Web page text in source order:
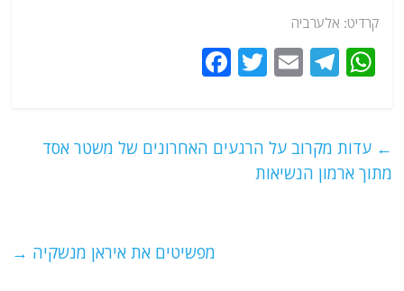
קרדיט: אלערביה
W
s
A
T
g
ra
E
l
T
er
e
k
← עדות מקרוב על הרגעים האחרונים של משטר אסד
מתוך ארמון הנשיאות
מפשיטים את איראן מנשקיה →